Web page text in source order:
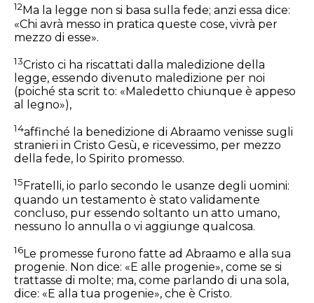
12Ma la legge non si basa sulla fede; anzi essa dice:
«Chi avrà messo in pratica queste cose, vivrà per
mezzo di esse».
13Cristo ci ha riscattati dalla maledizione della
legge, essendo divenuto maledizione per noi
(poiché sta scrit to: «Maledetto chiunque è appeso
al legno»),
14affinché la benedizione di Abraamo venisse sugli
stranieri in Cristo Gesù, e ricevessimo, per mezzo
della fede, lo Spirito promesso.
15 Fratelli, io parlo secondo le usanze degli uomini:
quando un testamento è stato validamente
concluso, pur essendo soltanto un atto umano,
nessuno lo annulla o vi aggiunge qualcosa.
16Le promesse furono fatte ad Abraamo e alla sua
progenie. Non dice: «E alle progenie», come se si
trattasse di molte; ma, come parlando di una sola,
dice: «E alla tua progenie», che è Cristo.